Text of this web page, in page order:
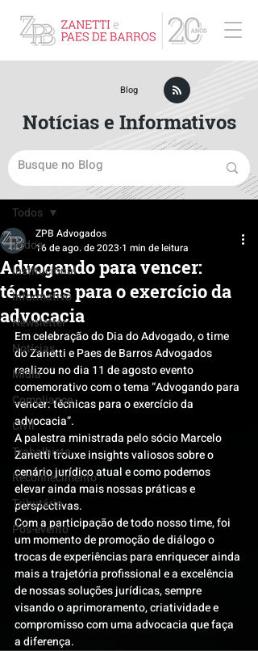
Post
Todos
Institucional
Informativo
Newsletter
Notícias
Mídia
Compliance
Civil
Trabalhista
Reconhecimento
Tributário
Pós-evento
Todos
Advogando para vencer:
técnicas para o exercício da
advocacia
ZPB Advogados
16 de ago. de 2023 1 min de leitura
Em celebração do Dia do Advogado, o time
do Zanetti e Paes de Barros Advogados
realizou no dia 11 de agosto evento
comemorativo com o tema “Advogando para
vencer: técnicas para o exercício da
advocacia”.
A palestra ministrada pelo sócio Marcelo
Zanetti trouxe insights valiosos sobre o
cenário jurídico atual e como podemos
elevar ainda mais nossas práticas e
perspectivas.
Com a participação de todo nosso time, foi
um momento de promoção de diálogo o
trocas de experiências para enriquecer ainda
mais a trajetória profissional e a excelência
de nossas soluções jurídicas, sempre
visando o aprimoramento, criatividade e
compromisso com uma advocacia que faça
a diferença.
Blog
Notícias e Informativos